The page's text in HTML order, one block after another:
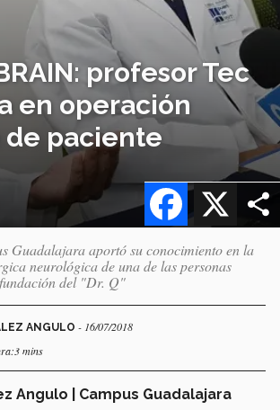
profesor Tec
en operación
paciente
X
Facebook
Guadalajara aportó su conocimiento en la
neurológica de una de las personas
del "Dr. Q"
ANGULO - 16/07/2018
mins
Angulo | Campus Guadalajara